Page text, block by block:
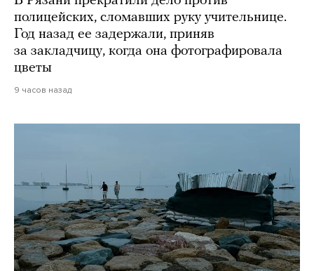
полицейских, сломавших руку учительнице.
Год назад ее задержали, приняв
за закладчицу, когда она фотографировала
цветы
9 часов назад